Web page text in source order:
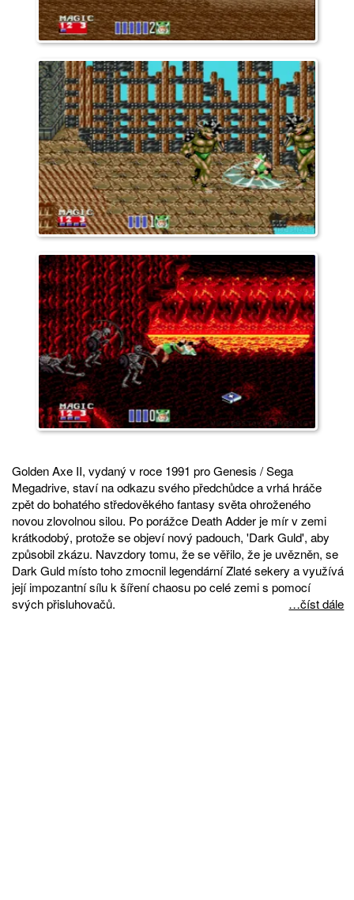
Golden Axe II, vydaný v roce 1991 pro Genesis / Sega
Megadrive, staví na odkazu svého předchůdce a vrhá hráče
zpět do bohatého středověkého fantasy světa ohroženého
novou zlovolnou silou. Po porážce Death Adder je mír v zemi
krátkodobý, protože se objeví nový padouch, 'Dark Guld', aby
způsobil zkázu. Navzdory tomu, že se věřilo, že je uvězněn, se
Dark Guld místo toho zmocnil legendární Zlaté sekery a využívá
její impozantní sílu k šíření chaosu po celé zemi s pomocí
svých přisluhovačů.
…číst dále